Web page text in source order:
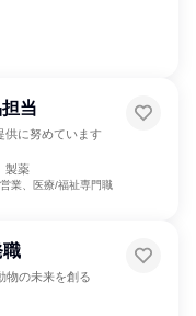
当
供に努めています
製薬
営業、医療/福祉専門職
職
物の未来を創る